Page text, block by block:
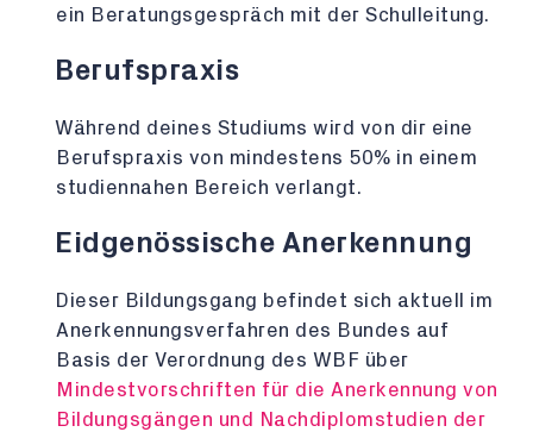
ein Beratungsgespräch mit der Schulleitung.
Berufspraxis
Während deines Studiums wird von dir eine
Berufspraxis von mindestens 50% in einem
studiennahen Bereich verlangt.
Eidgenössische Anerkennung
Dieser Bildungsgang befindet sich aktuell im
Anerkennungsverfahren des Bundes auf
Basis der Verordnung des WBF über
Mindestvorschriften für die Anerkennung von
Bildungsgängen und Nachdiplomstudien der